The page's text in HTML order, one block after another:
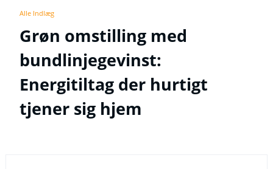
Alle Indlæg
Grøn omstilling med
bundlinjegevinst:
Energitiltag der hurtigt
tjener sig hjem